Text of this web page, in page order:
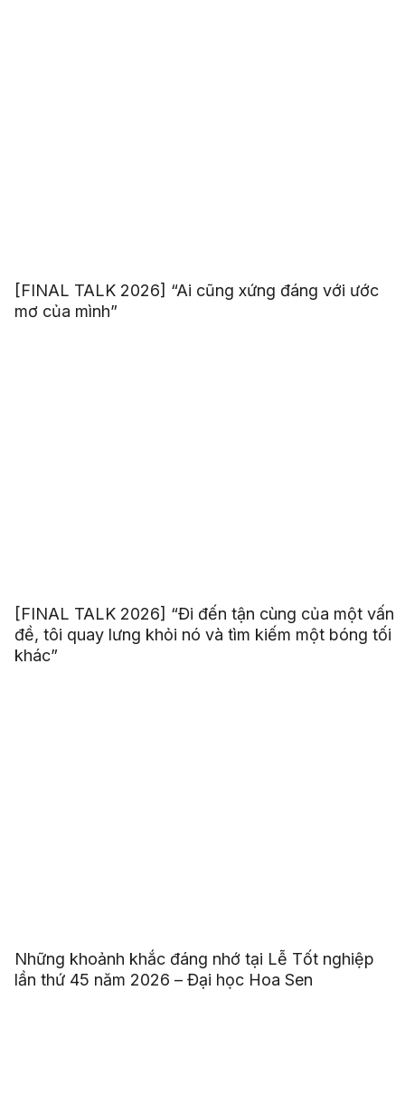
[FINAL TALK 2026] “Ai cũng xứng đáng với ước
mơ của mình”
[FINAL TALK 2026] “Đi đến tận cùng của một vấn
đề, tôi quay lưng khỏi nó và tìm kiếm một bóng tối
khác”
Những khoảnh khắc đáng nhớ tại Lễ Tốt nghiệp
lần thứ 45 năm 2026 – Đại học Hoa Sen